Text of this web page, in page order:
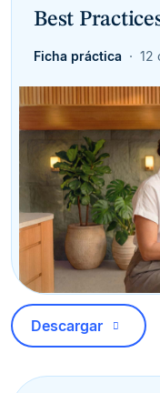
Best
Ficha práctica 12
Descargar